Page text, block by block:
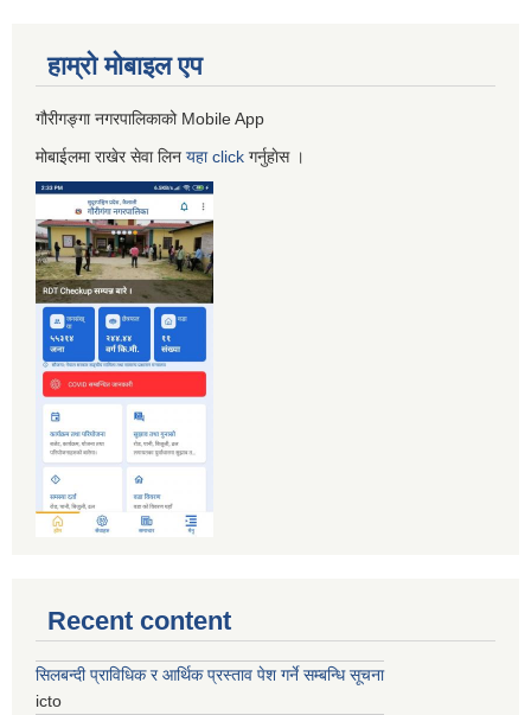
हाम्रो माेबाइल एप
गौरीगङ्गा नगरपालिकाको Mobile App
मोबाईलमा राखेर सेवा लिन यहाclick गर्नुहाेस ।
Recent content
सिलबन्दी प्राविधिक र आर्थिक प्रस्ताव पेश गर्ने सम्बन्धि सूचना
icto